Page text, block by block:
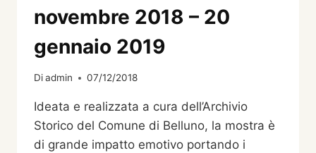
novembre 2018 – 20
gennaio 2019
Diadmin 07/12/2018
Ideata e realizzata a cura dell’Archivio
Storico del Comune di Belluno, la mostra è
di grande impatto emotivo portando i